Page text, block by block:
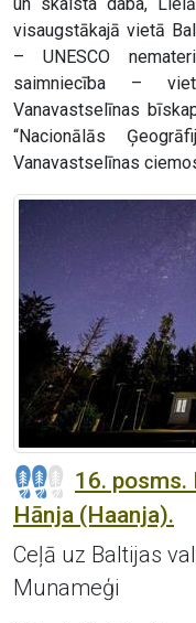
un skaista daba,
visaugstākajā vietā
– UNESCO
saimniecība –
Vanavastselīnas
“Nacionālās
Vanavastselīnas
16. posms.
Hānja (Haanja).
Ceļā uz Baltijas
Munameģi